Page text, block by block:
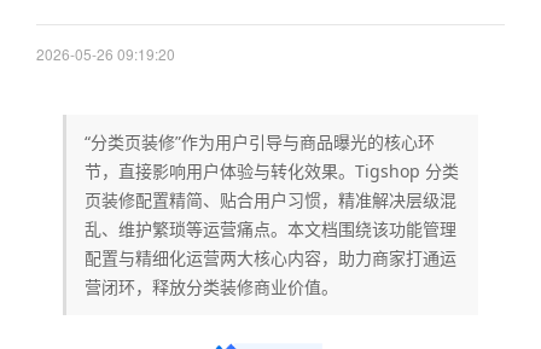
2026-05-26 09:19:20
“分类页装修”作为用户引导与商品曝光的核心环
节，直接影响用户体验与转化效果。Tigshop 分类
页装修配置精简、贴合用户习惯，精准解决层级混
乱、维护繁琐等运营痛点。本文档围绕该功能管理
配置与精细化运营两大核心内容，助力商家打通运
营闭环，释放分类装修商业价值。